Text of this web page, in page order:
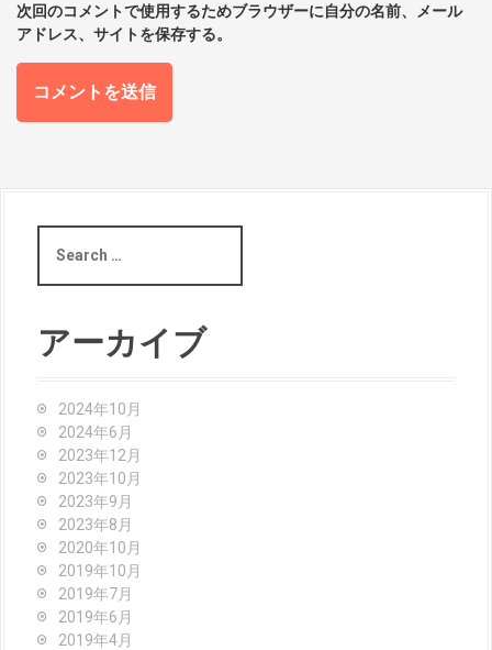
次回のコメントで使用するためブラウザーに自分の名前、メール
アドレス、サイトを保存する。
a
c
h
アーカイブ
2024年10月
2024年6月
2023年12月
2023年10月
2023年9月
2023年8月
2020年10月
2019年10月
2019年7月
2019年6月
2019年4月